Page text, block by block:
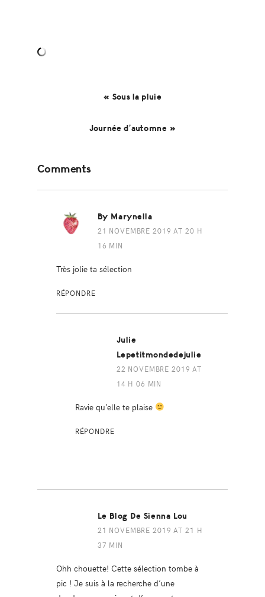
« Sous la pluie
Journée d’automne »
Interactions
Comments
By Marynella
21 NOVEMBRE 2019 AT 20 H
16 MIN
Très jolie ta sélection
RÉPONDRE
Julie
Lepetitmondedejulie
22 NOVEMBRE 2019 AT
14 H 06 MIN
Ravie qu’elle te plaise
RÉPONDRE
Le Blog De Sienna Lou
21 NOVEMBRE 2019 AT 21 H
37 MIN
Ohh chouette! Cette sélection tombe à
pic ! Je suis à la recherche d’une